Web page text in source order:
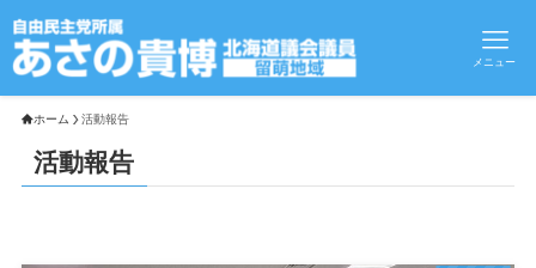
メニュー
ホーム 活動報告
活動報告